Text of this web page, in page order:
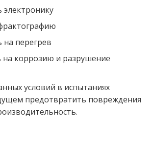
перегрев
на коррозию и разрушение
условий в испытаниях
предотвратить повреждения